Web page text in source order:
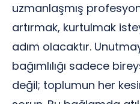
uzmanlaşmış
artırmak, kurtulmak
adım olacaktır.
bağımlılığı sadece
değil; toplumun her